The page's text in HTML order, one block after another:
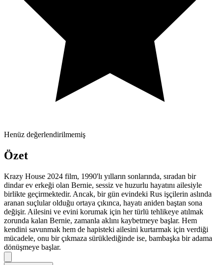
Henüz değerlendirilmemiş
Özet
Krazy House 2024 film, 1990'lı yılların sonlarında, sıradan bir
dindar ev erkeği olan Bernie, sessiz ve huzurlu hayatını ailesiyle
birlikte geçirmektedir. Ancak, bir gün evindeki Rus işçilerin aslında
aranan suçlular olduğu ortaya çıkınca, hayatı aniden baştan sona
değişir. Ailesini ve evini korumak için her türlü tehlikeye atılmak
zorunda kalan Bernie, zamanla aklını kaybetmeye başlar. Hem
kendini savunmak hem de hapisteki ailesini kurtarmak için verdiği
mücadele, onu bir çıkmaza sürüklediğinde ise, bambaşka bir adama
dönüşmeye başlar.